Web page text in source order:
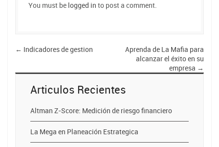
You must be logged in to post a comment.
← Indicadores de gestion
Aprenda de La Mafia para
alcanzar el éxito en su
empresa →
Articulos Recientes
Altman Z-Score: Medición de riesgo financiero
La Mega en Planeación Estrategica